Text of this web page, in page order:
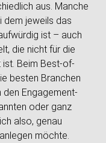
aus. Manche
dem jeweils das
ist – auch
die nicht für die
ist. Beim Best-of-
besten Branchen
Engagement-
oder ganz
also, genau
möchte.